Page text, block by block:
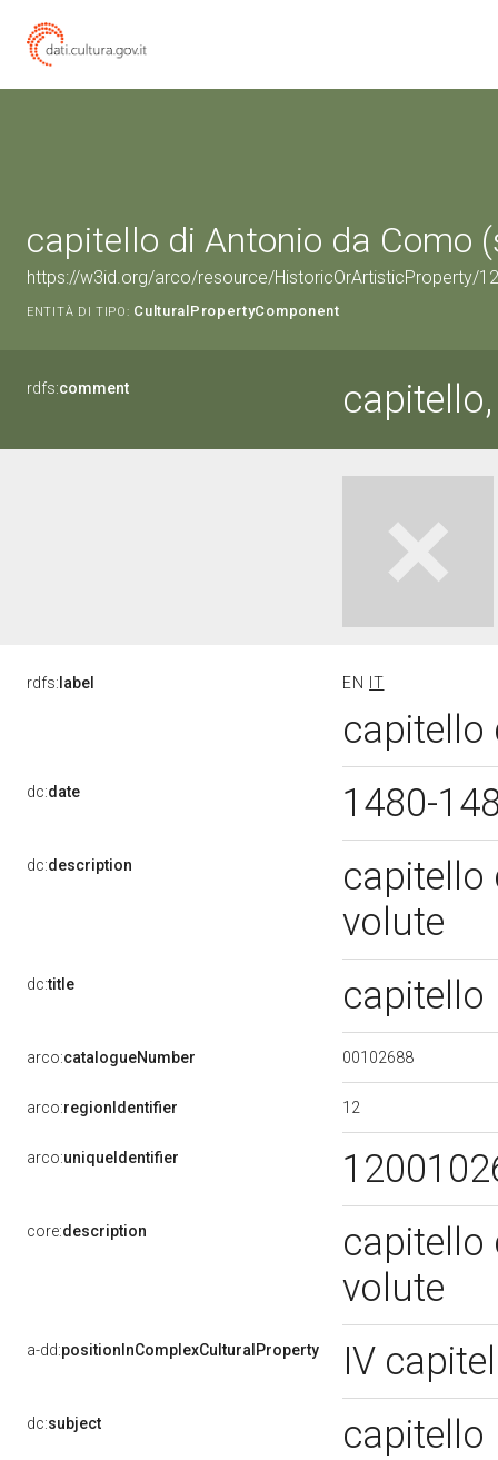
capitello di Antonio da Como
https://w3id.org/arco/resource/HistoricOrArtisticProperty/
ENTITÀ DI TIPO: CulturalPropertyComponent
rdfs:comment
rdfs: label EN IT
capitello
dc:date 1480-
dc:description
capitello
volute
dc:title capitello
arco:catalogueNumber 00102688
arco:regionIdentifier 12
arco:uniqueIdentifier
core:description
capitello
volute
a-dd:positionInComplexCulturalProperty IV
dc:subject capitello